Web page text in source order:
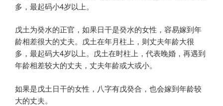
多，最起码小4岁以上。
戊土为癸水的正官，如果日干是癸水的女性，容易嫁到年
龄相差很大的丈夫。戊土在年月柱上，则丈夫年龄大很
多，最起码大4岁以上。戊土在时柱上，代表晚婚，再遇到
年龄相差较大的丈夫，丈夫年龄或大或小。
如果是戊土日干的女性，八字有戊癸合，也会嫁到年龄较
大的丈夫。